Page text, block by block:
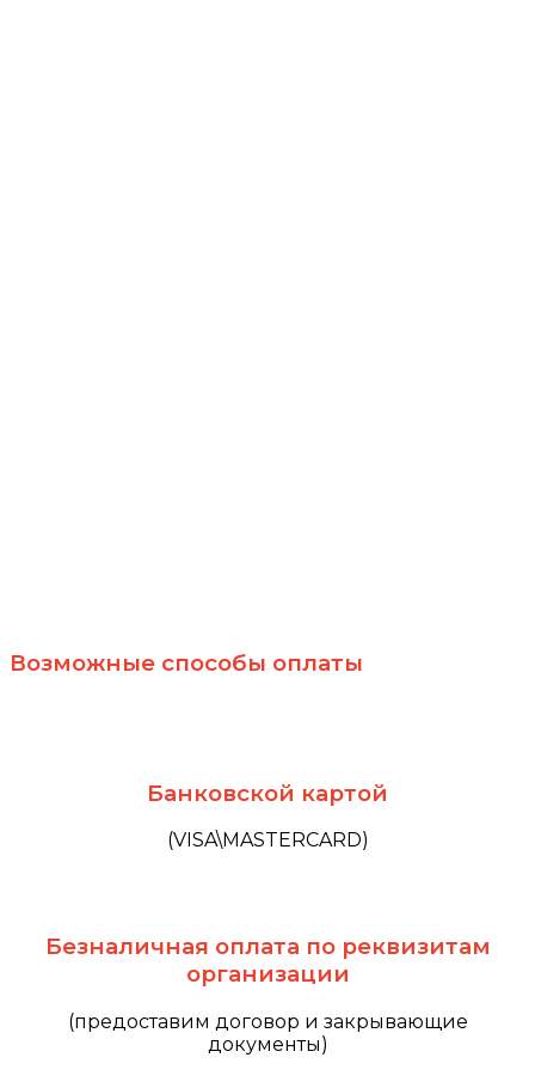
Возможные способы оплаты
Банковской картой​
(VISA\MASTERCARD)​
Безналичная оплата по реквизитам
организации​
(предоставим договор и закрывающие
документы)​